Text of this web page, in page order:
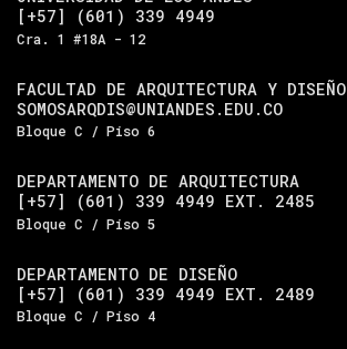
[+57] (601) 339 4949
Cra. 1 #18A - 12
FACULTAD DE ARQUITECTURA Y DISEÑO
SOMOSARQDIS@UNIANDES.EDU.CO
Bloque C / Piso 6
DEPARTAMENTO DE ARQUITECTURA
[+57] (601) 339 4949 EXT. 2485
Bloque C / Piso 5
DEPARTAMENTO DE DISEÑO
[+57] (601) 339 4949 EXT. 2489
Bloque C / Piso 4